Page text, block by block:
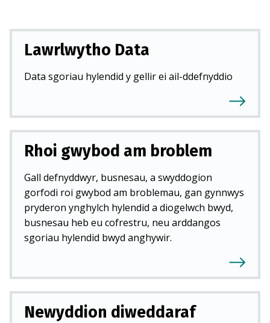
Lawrlwytho Data
Data sgoriau hylendid y gellir ei ail-ddefnyddio
Rhoi gwybod am broblem
Gall defnyddwyr, busnesau, a swyddogion
gorfodi roi gwybod am broblemau, gan gynnwys
pryderon ynghylch hylendid a diogelwch bwyd,
busnesau heb eu cofrestru, neu arddangos
sgoriau hylendid bwyd anghywir.
Newyddion diweddaraf